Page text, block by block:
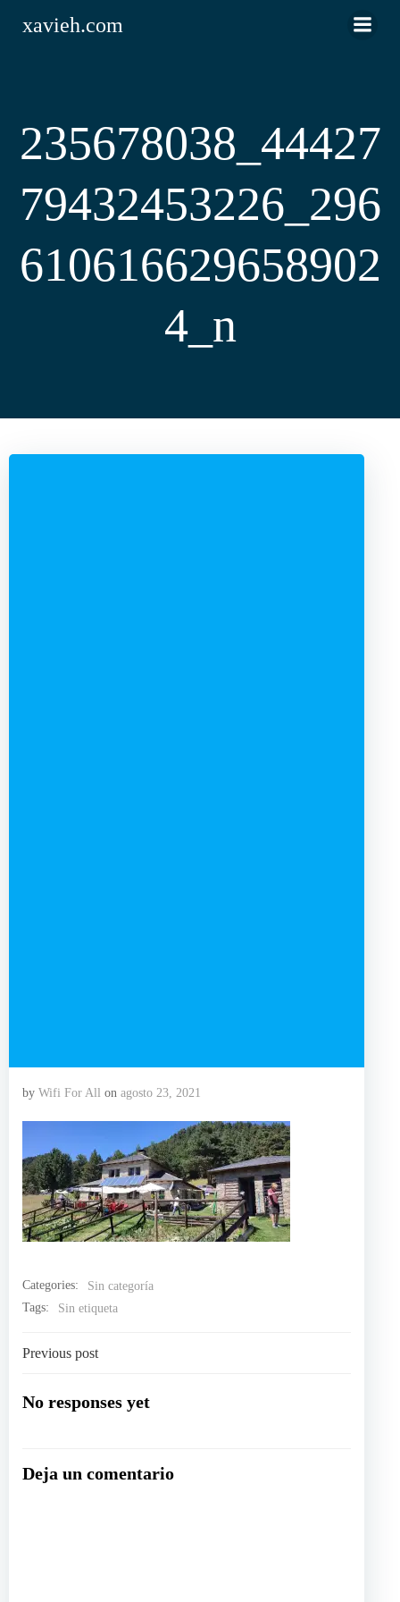
xavieh.com
235678038_44427
79432453226_296
610616629658902
4_n
by Wifi For All on agosto 23, 2021
Categories:
Sin categoría
Tags:
Sin etiqueta
Navegación
por
entradas
Previous post
No responses yet
Deja un comentario